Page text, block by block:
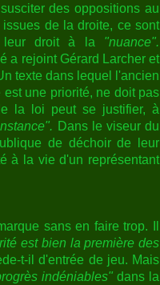
des oppositions au
de la droite, ce sont
leur droit à la "nuance".
a rejoint Gérard Larcher et
texte dans lequel l'ancien
une priorité, ne doit pas
la loi peut se justifier, à
Dans le viseur du
de déchoir de leur
à la vie d'un représentant
sans en faire trop. Il
est bien la première des
t-il d'entrée de jeu. Mais
indéniables" dans la